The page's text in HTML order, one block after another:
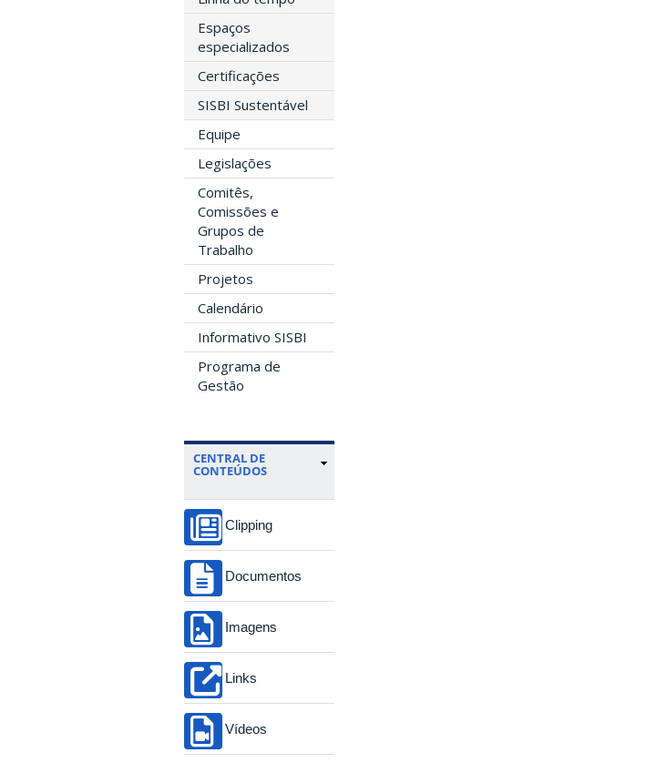
Espaços
especializados
Certificações
SISBI Sustentável
Equipe
Legislações
Comitês,
Comissões e
Grupos de
Trabalho
Projetos
Calendário
Informativo SISBI
Programa de
Gestão
CENTRAL DE
CONTEÚDOS
Clipping
Documentos
Imagens
Links
Vídeos